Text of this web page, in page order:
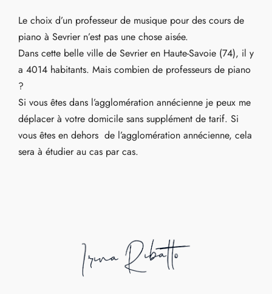
Le choix d’un professeur de musique pour des cours de
piano à Sevrier n’est pas une chose aisée.
Dans cette belle ville de Sevrier en Haute-Savoie (74), il y
a 4014 habitants. Mais combien de professeurs de piano
?
Si vous êtes dans l’agglomération annécienne je peux me
déplacer à votre domicile sans supplément de tarif. Si
vous êtes en dehors de l’agglomération annécienne, cela
sera à étudier au cas par cas.